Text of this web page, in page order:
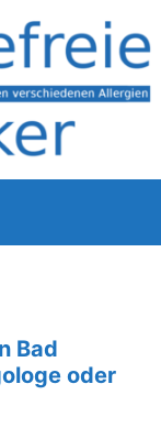
Bad
oder